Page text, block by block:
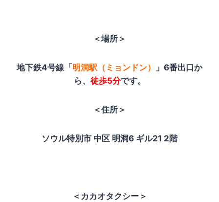
＜場所＞
地下鉄4号線「 明洞駅（ミョンドン）
」6番出口か
ら、 徒歩5分です。
＜住所＞
ソウル特別市 中区 明洞6 ギル21 2階
＜カカオタクシー＞